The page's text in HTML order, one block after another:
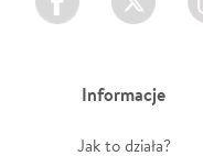
Informacje
Jak to działa?